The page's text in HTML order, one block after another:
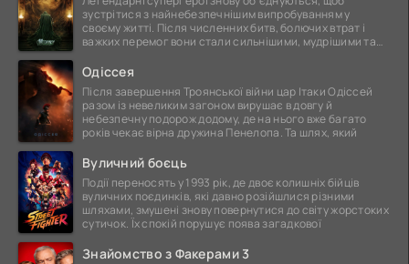
зустрітися з найнебезпечнішим випробуванням у
своєму житті. Після численних битв, болючих втрат і
важких перемог вони стали сильнішими, мудрішими та
Одіссея
Після завершення Троянської війни цар Ітаки Одіссей
разом із невеликим загоном вирушає в довгу й
небезпечну подорож додому, де на нього вже багато
років чекає вірна дружина Пенелопа. Та шлях, який
Вуличний боєць
Події переносять у 1993 рік, де двоє колишніх бійців
вуличних поєдинків, які давно розійшлися різними
шляхами, змушені знову повернутися до світу жорстоких
сутичок. Їх спокій порушує поява загадкової
Знайомство з Факерами 3